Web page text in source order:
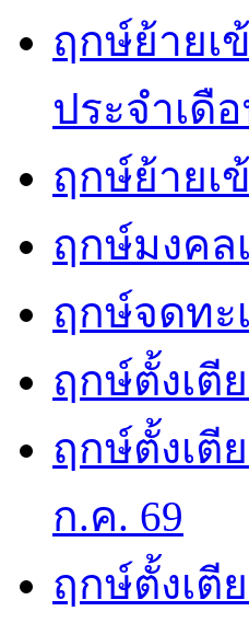
ฤกษ์ย้ายเ
ประจำเดื
ฤกษ์ย้ายเ
ฤกษ์มงคล
ฤกษ์จดทะ
ฤกษ์ตั้งเตี
ฤกษ์ตั้งเตี
ก.ค. 69
ฤกษ์ตั้งเตี